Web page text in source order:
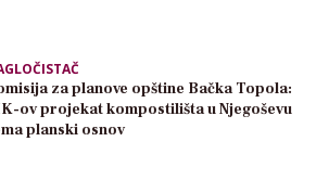
za planove opštine Bačka Topola:
ov projekat kompostilišta u Njegoševu
planski osnov